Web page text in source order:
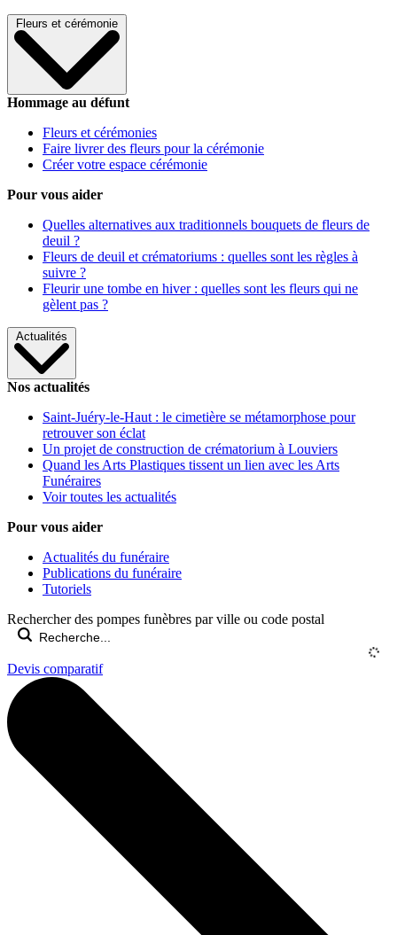
Fleurs et cérémonie
Hommage au défunt
Fleurs et cérémonies
Faire livrer des fleurs pour la cérémonie
Créer votre espace cérémonie
Pour vous aider
Quelles alternatives aux traditionnels bouquets de fleurs de
deuil ?
Fleurs de deuil et crématoriums : quelles sont les règles à
suivre ?
Fleurir une tombe en hiver : quelles sont les fleurs qui ne
gèlent pas ?
Actualités
Nos actualités
Saint-Juéry-le-Haut : le cimetière se métamorphose pour
retrouver son éclat
Un projet de construction de crématorium à Louviers
Quand les Arts Plastiques tissent un lien avec les Arts
Funéraires
Voir toutes les actualités
Pour vous aider
Actualités du funéraire
Publications du funéraire
Tutoriels
Rechercher des pompes funèbres par ville ou code postal
Devis comparatif